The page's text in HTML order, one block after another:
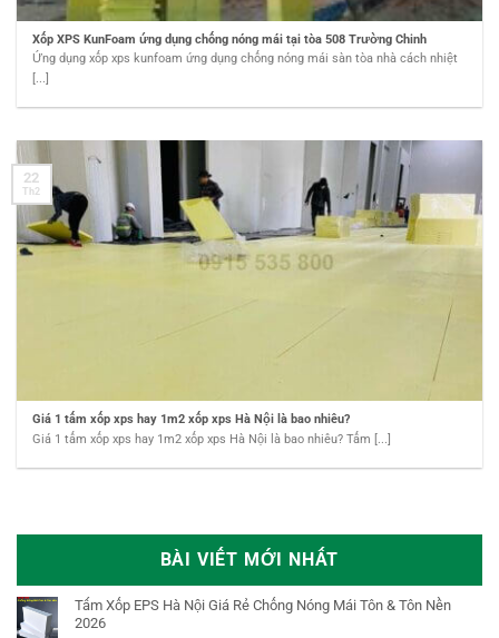
BÀI VIẾT MỚI NHẤT
Tấm Xốp EPS Hà Nội Giá Rẻ Chống Nóng Mái Tôn & Tôn Nền
2026
Xốp XPS KunFoam ứng dụng chống nóng mái tại tòa 508 Trường Chinh
Ứng dụng xốp xps kunfoam ứng dụng chống nóng mái sàn tòa nhà cách nhiệt
[...]
Giá 1 tấm xốp xps hay 1m2 xốp xps Hà Nội là bao nhiêu?
Giá 1 tấm xốp xps hay 1m2 xốp xps Hà Nội là bao nhiêu? Tấm [...]
22
Th2